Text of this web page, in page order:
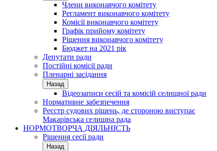
Члени виконавчого комітету
Регламент виконавчого комітету
Комісії виконавчого комітету
Графік прийому комітету
Рішення виконавчого комітету
Бюджет на 2021 рік
Депутати ради
Постійні комісії ради
Пленарні засідання
Назад
Відеозаписи сесій та комісій селищної ради
Нормативне забезпечення
Реєстр судових рішень, де стороною виступає
Макарівська селищна рада
НОРМОТВОРЧА ДІЯЛЬНІСТЬ
Рішення сесії ради
Назад